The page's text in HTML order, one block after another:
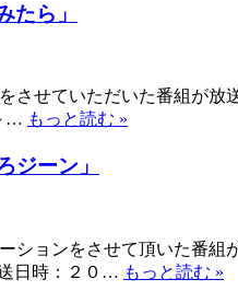
たら」
させていただいた番組が
… もっと読む »
ジーン」
ションをさせて頂いた番
日時：２０… もっと読む »